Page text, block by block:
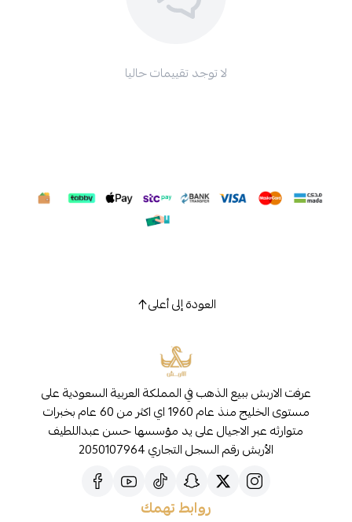
لا توجد تقييمات حاليا
العودة إلى أعلى
عرفت الاربش ببيع الذهب في المملكة العربية السعودية على
مستوى الخليج منذ عام 1960 اي اكثر من 60 عام بخبرات
متوارثه عبر الاجيال على يد مؤسسها حسن عبداللطيف
الأربش رقم السجل التجاري 2050107964
روابط تهمك